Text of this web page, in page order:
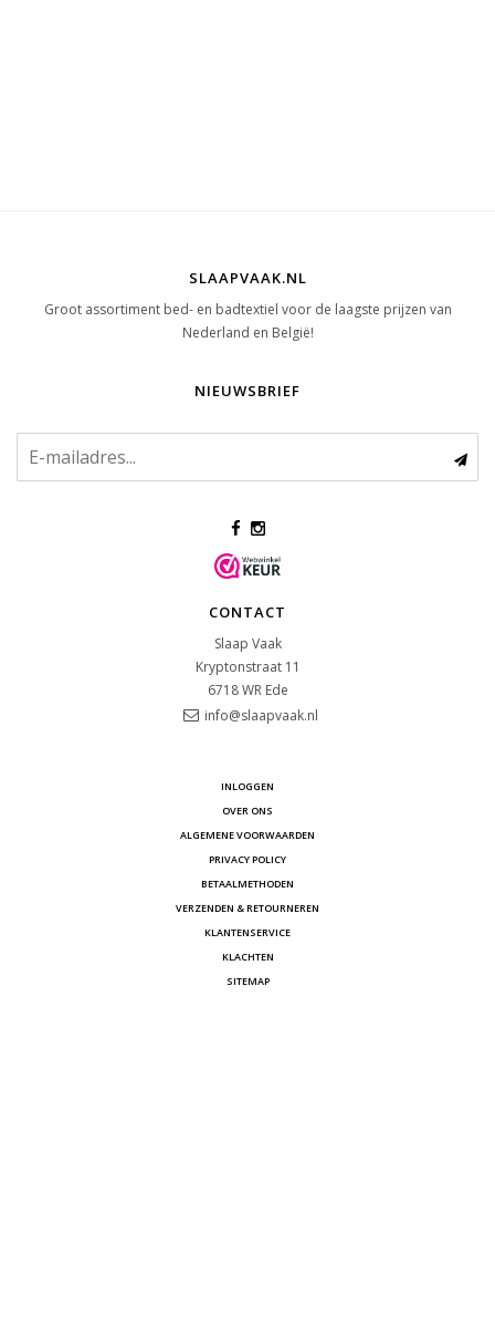
SLAAPVAAK.NL
Groot assortiment bed- en badtextiel voor de laagste prijzen van
Nederland en België!
NIEUWSBRIEF
CONTACT
Slaap Vaak
Kryptonstraat 11
6718 WR Ede
info@slaapvaak.nl
INLOGGEN
OVER ONS
ALGEMENE VOORWAARDEN
PRIVACY POLICY
BETAALMETHODEN
VERZENDEN & RETOURNEREN
KLANTENSERVICE
KLACHTEN
SITEMAP